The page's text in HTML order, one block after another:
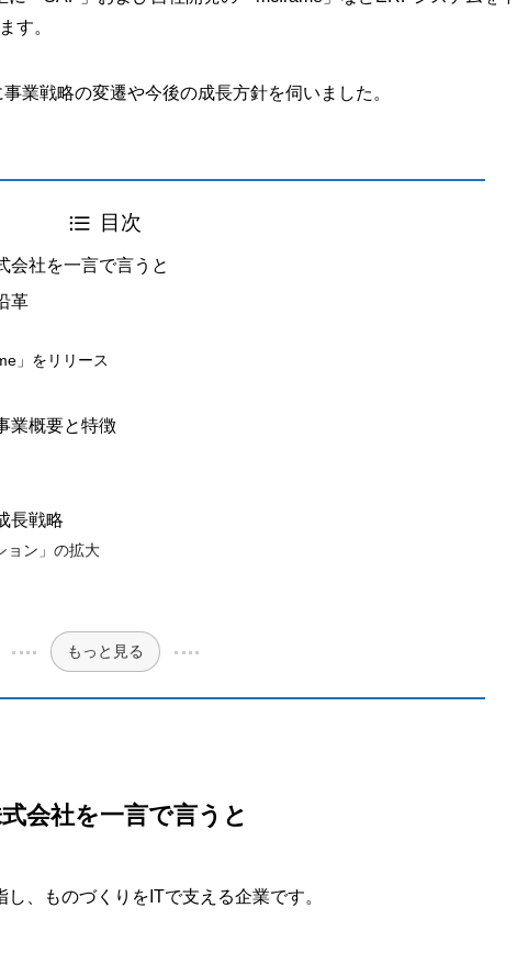
す。
業戦略の変遷や今後の成長方針を伺いました。
目次
会社を一言で言うと
革
」をリリース
業概要と特徴
長戦略
ョン」の拡大
もっと見る
会社を一言で言うと
し、ものづくりをITで支える企業です。